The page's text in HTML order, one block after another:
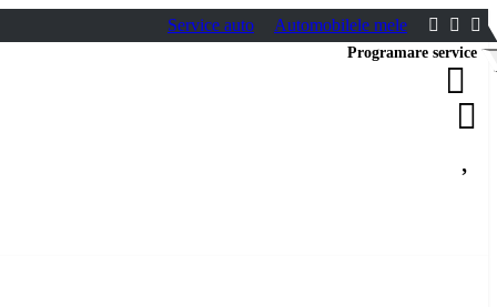
Service auto Automobilele mele
Programare service